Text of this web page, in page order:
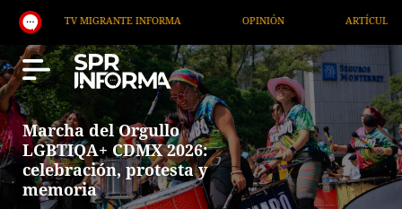
TV MIGRANTE INFORMA ARTÍCULOS
Marcha del Orgullo
LGBTIQA+ CDMX 2026:
celebración, protesta y
memoria